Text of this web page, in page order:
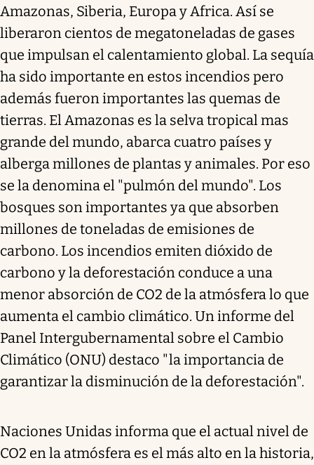
Amazonas, Siberia, Europa y Africa. Así se
liberaron cientos de megatoneladas de gases
que impulsan el calentamiento global. La sequía
ha sido importante en estos incendios pero
además fueron importantes las quemas de
tierras. El Amazonas es la selva tropical mas
grande del mundo, abarca cuatro países y
alberga millones de plantas y animales. Por eso
se la denomina el "pulmón del mundo". Los
bosques son importantes ya que absorben
millones de toneladas de emisiones de
carbono. Los incendios emiten dióxido de
carbono y la deforestación conduce a una
menor absorción de CO2 de la atmósfera lo que
aumenta el cambio climático. Un informe del
Panel Intergubernamental sobre el Cambio
Climático (ONU) destaco "la importancia de
garantizar la disminución de la deforestación".
Naciones Unidas informa que el actual nivel de
CO2 en la atmósfera es el más alto en la historia,